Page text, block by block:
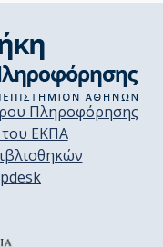
Πληροφόρησης
ΕΚΠΑ